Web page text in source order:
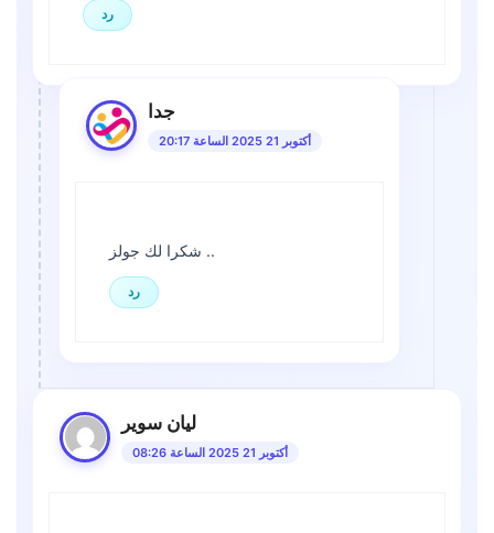
رد
جدا
أكتوبر 21 2025 الساعة 20:17
شكرا لك جولز ..
رد
ليان سوير
أكتوبر 21 2025 الساعة 08:26